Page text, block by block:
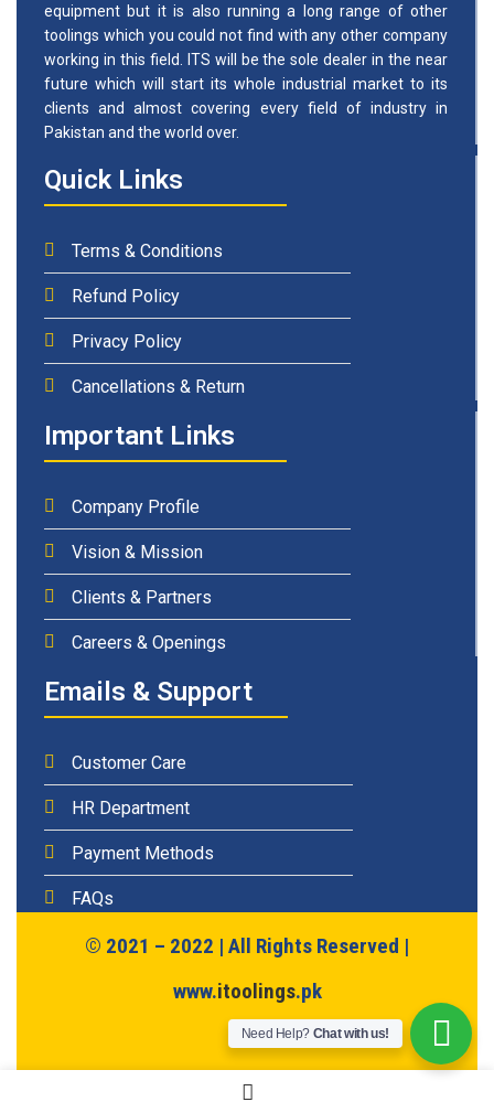
equipment but it is also running a long range of other
toolings which you could not find with any other company
working in this field. ITS will be the sole dealer in the near
future which will start its whole industrial market to its
clients and almost covering every field of industry in
Pakistan and the world over.
Quick Links
Terms & Conditions
Refund Policy
Privacy Policy
Cancellations & Return
Important Links
Company Profile
Vision & Mission
Clients & Partners
Careers & Openings
Emails & Support
Customer Care
HR Department
Payment Methods
FAQs
© 2021 – 2022 | All Rights Reserved |
www.itoolings.pk
Need Help? Chat with us!